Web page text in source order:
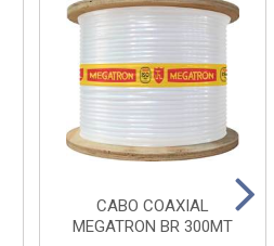
CABO COAXIAL
MEGATRON BR 300MT